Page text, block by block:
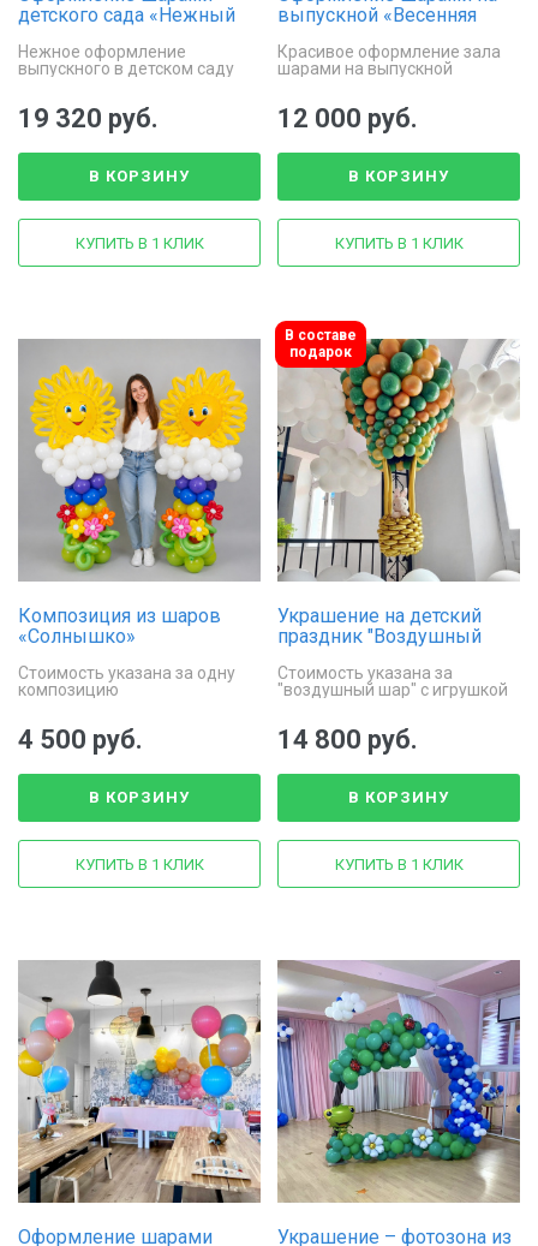
детского сада «Нежный
Нежное оформление
выпускного в детском саду
19 320 руб.
В КОРЗИНУ
КУПИТЬ В 1 КЛИК
выпускной «Весенняя
Красивое оформление зала
шарами на выпускной
12 000 руб.
В КОРЗИНУ
КУПИТЬ В 1 КЛИК
Композиция из шаров
«Солнышко»
Стоимость указана за одну
композицию
4 500 руб.
В КОРЗИНУ
КУПИТЬ В 1 КЛИК
В составе
подарок
Украшение на детский
праздник "Воздушный
Стоимость указана за
"воздушный шар" с игрушкой
14 800 руб.
В КОРЗИНУ
КУПИТЬ В 1 КЛИК
Оформление шарами Украшение – фотозона из